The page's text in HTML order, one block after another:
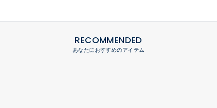
RECOMMENDED
あなたにおすすめのアイテム